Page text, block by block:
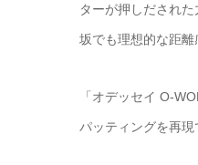
ターが押しだされ
坂でも理想的な距離
「オデッセイ O-
パッティングを再現